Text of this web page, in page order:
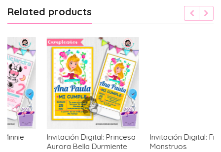
Related products
Invitación Digital: Princesa
Aurora Bella Durmiente
Invitación Digital: Fiesta de
Monstruos